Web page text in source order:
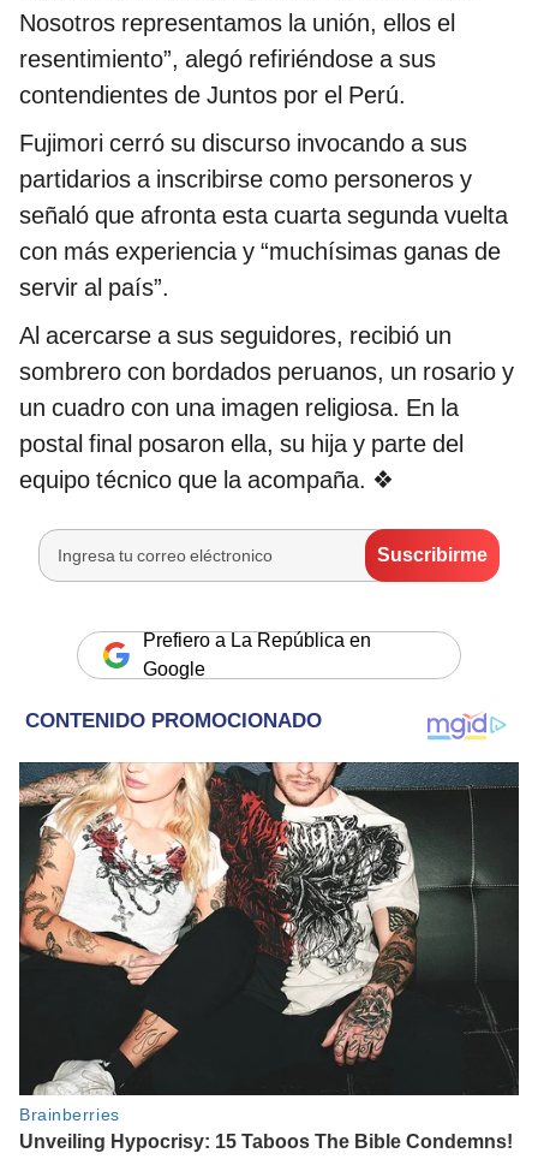
Nosotros representamos la unión, ellos el
resentimiento”, alegó refiriéndose a sus
contendientes de Juntos por el Perú.
Fujimori cerró su discurso invocando a sus
partidarios a inscribirse como personeros y
señaló que afronta esta cuarta segunda vuelta
con más experiencia y “muchísimas ganas de
servir al país”.
Al acercarse a sus seguidores, recibió un
sombrero con bordados peruanos, un rosario y
un cuadro con una imagen religiosa. En la
postal final posaron ella, su hija y parte del
equipo técnico que la acompaña. ❖
Prefiero a La República en
Google